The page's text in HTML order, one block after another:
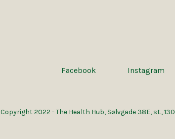
Facebook Instagram
Copyright 2022 - The Health Hub, Sølvgade 38E, st.,